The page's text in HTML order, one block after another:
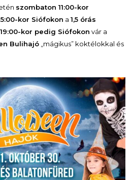
szombaton 11:00-kor
kor Siófokon a 1,5 órás
19:00-kor pedig Siófokon vár a
Bulihajó „mágikus” koktélokkal és